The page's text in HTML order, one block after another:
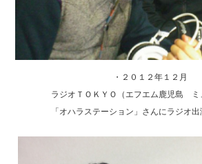
・２０１２年１２月
ラジオＴＯＫＹＯ（エフエム鹿児島 ミ
「オハラステーション」さんにラジオ